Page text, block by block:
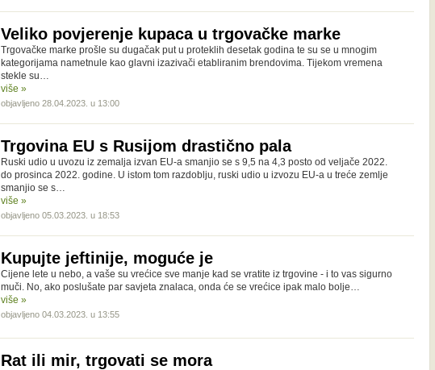
Veliko povjerenje kupaca u trgovačke marke
Trgovačke marke prošle su dugačak put u proteklih desetak godina te su se u mnogim
kategorijama nametnule kao glavni izazivači etabliranim brendovima. Tijekom vremena
stekle su…
više »
objavljeno 28.04.2023. u 13:00
Trgovina EU s Rusijom drastično pala
Ruski udio u uvozu iz zemalja izvan EU-a smanjio se s 9,5 na 4,3 posto od veljače 2022.
do prosinca 2022. godine. U istom tom razdoblju, ruski udio u izvozu EU-a u treće zemlje
smanjio se s…
više »
objavljeno 05.03.2023. u 18:53
Kupujte jeftinije, moguće je
Cijene lete u nebo, a vaše su vrećice sve manje kad se vratite iz trgovine - i to vas sigurno
muči. No, ako poslušate par savjeta znalaca, onda će se vrećice ipak malo bolje…
više »
objavljeno 04.03.2023. u 13:55
Rat ili mir, trgovati se mora